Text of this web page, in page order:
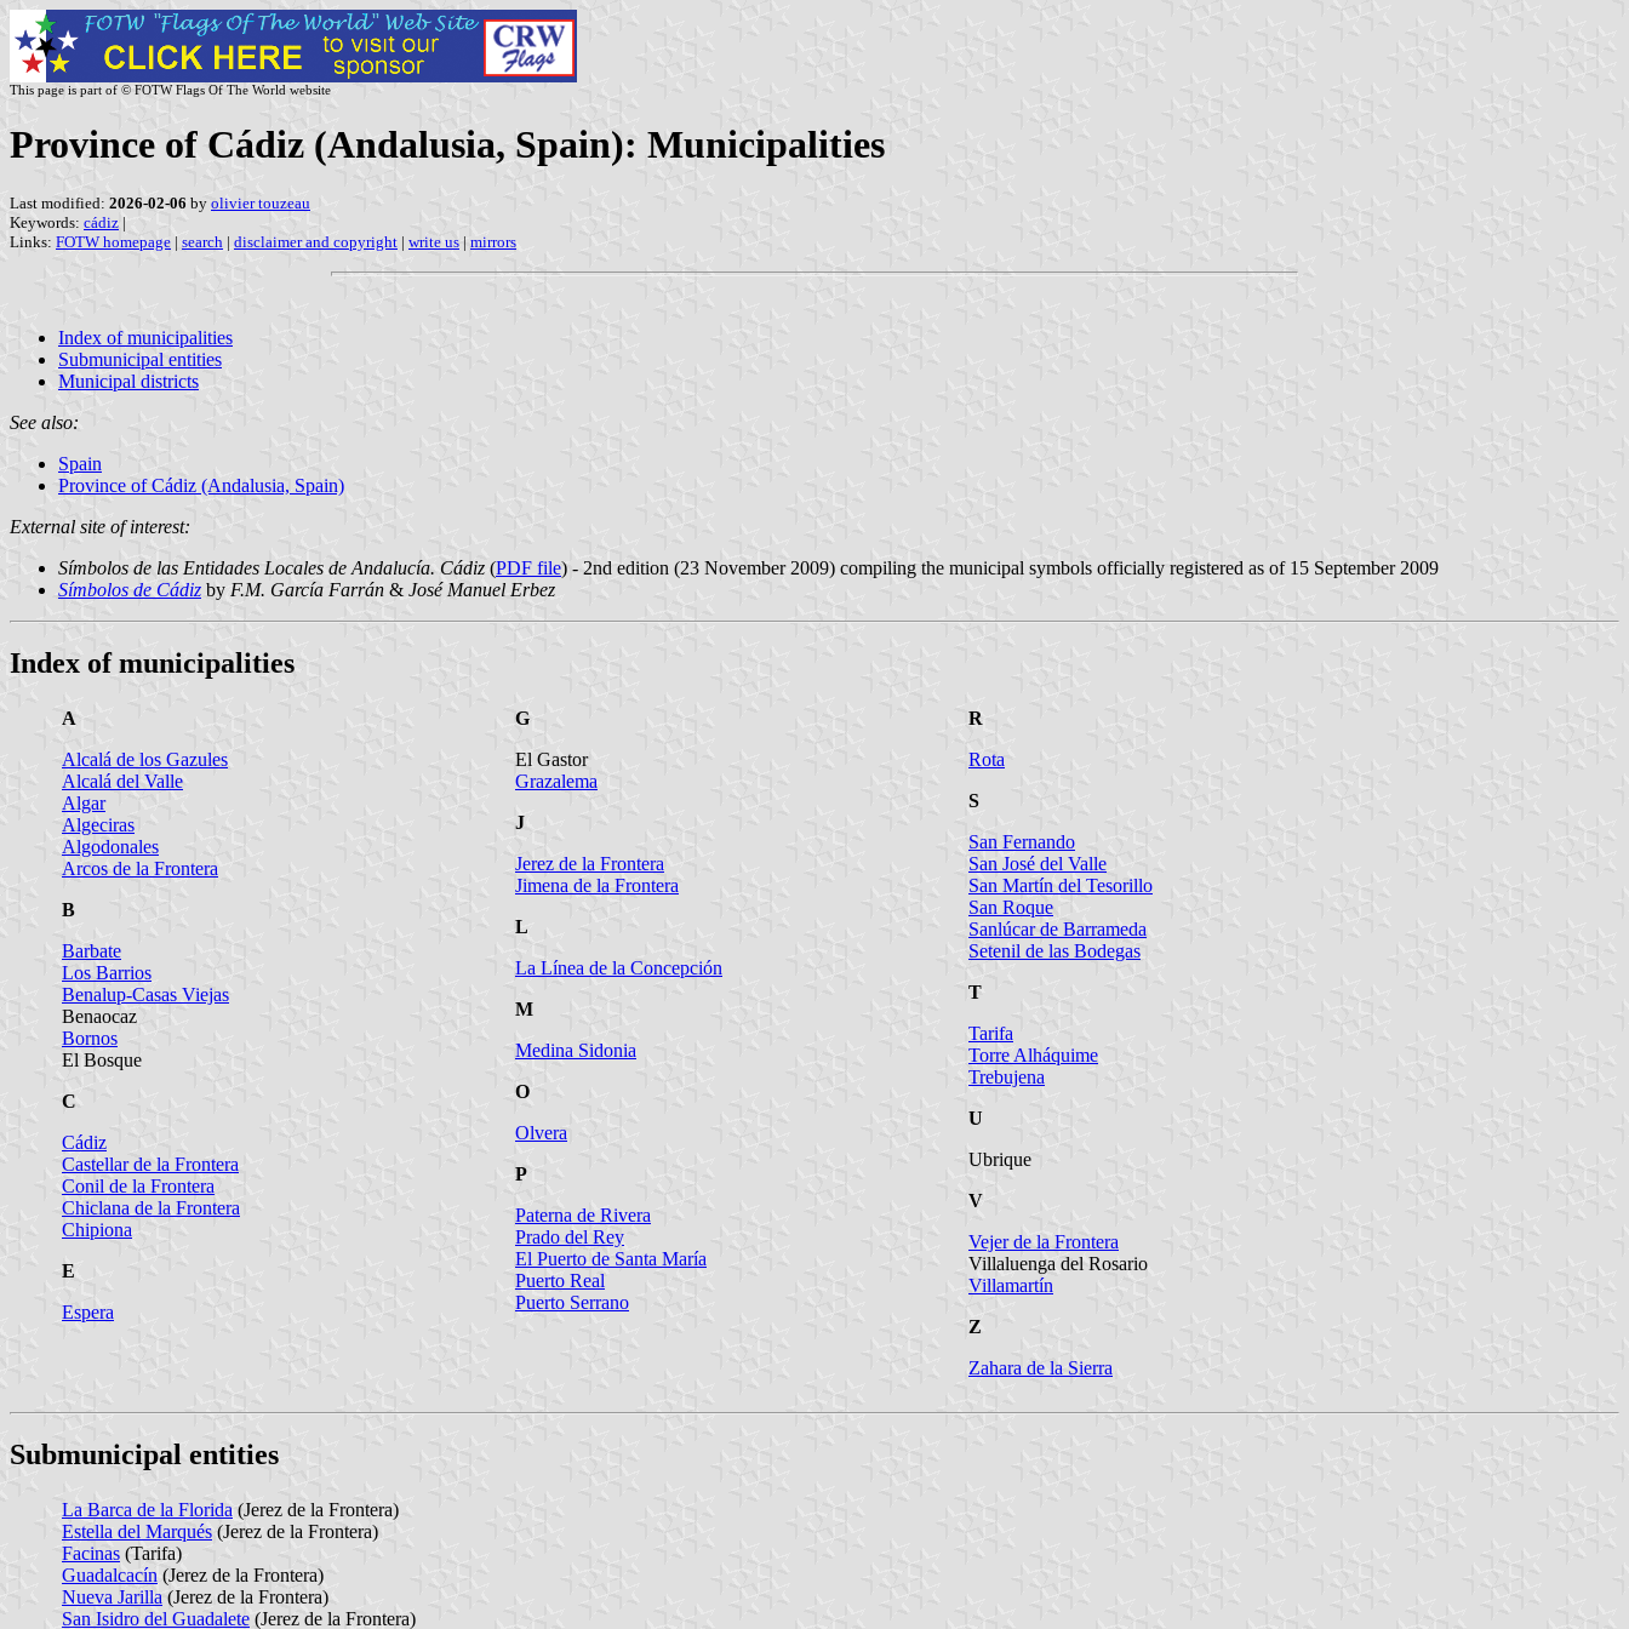
This page is part of © FOTW Flags Of The World website
Province of Cádiz (Andalusia, Spain): Municipalities
Last modified: 2026-02-06 by olivier touzeau
Keywords: cádiz |
Links: FOTW homepage | search | disclaimer and copyright | write us | mirrors
Index of municipalities
Submunicipal entities
Municipal districts
See also:
Spain
Province of Cádiz (Andalusia, Spain)
External site of interest:
Símbolos de las Entidades Locales de Andalucía. Cádiz (PDF file) - 2nd edition (23 November 2009) compiling the municipal symbols officially registered as of 15 September 2009
Símbolos de Cádiz by F.M. García Farrán & José Manuel Erbez
Index of municipalities
A
Alcalá de los Gazules
Alcalá del Valle
Algar
Algeciras
Algodonales
Arcos de la Frontera
B
Barbate
Los Barrios
Benalup-Casas Viejas
Benaocaz
Bornos
El Bosque
C
Cádiz
Castellar de la Frontera
Conil de la Frontera
Chiclana de la Frontera
Chipiona
E
Espera
G
El Gastor
Grazalema
J
Jerez de la Frontera
Jimena de la Frontera
L
La Línea de la Concepción
M
Medina Sidonia
O
Olvera
P
Paterna de Rivera
Prado del Rey
El Puerto de Santa María
Puerto Real
Puerto Serrano
R
Rota
S
San Fernando
San José del Valle
San Martín del Tesorillo
San Roque
Sanlúcar de Barrameda
Setenil de las Bodegas
T
Tarifa
Torre Alháquime
Trebujena
U
Ubrique
V
Vejer de la Frontera
Villaluenga del Rosario
Villamartín
Z
Zahara de la Sierra
Submunicipal entities
La Barca de la Florida (Jerez de la Frontera)
Estella del Marqués (Jerez de la Frontera)
Facinas (Tarifa)
Guadalcacín (Jerez de la Frontera)
Nueva Jarilla (Jerez de la Frontera)
San Isidro del Guadalete (Jerez de la Frontera)